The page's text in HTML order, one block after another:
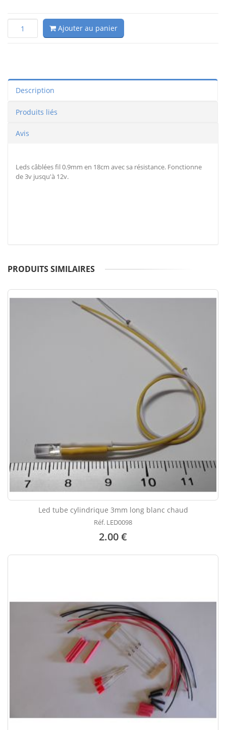
Ajouter au panier
Description
Produits liés
Avis
Leds câblées fil 0.9mm en 18cm avec sa résistance. Fonctionne
de 3v jusqu'à 12v.
PRODUITS SIMILAIRES
Led tube cylindrique 3mm long blanc chaud
Réf. LED0098
2.00 €